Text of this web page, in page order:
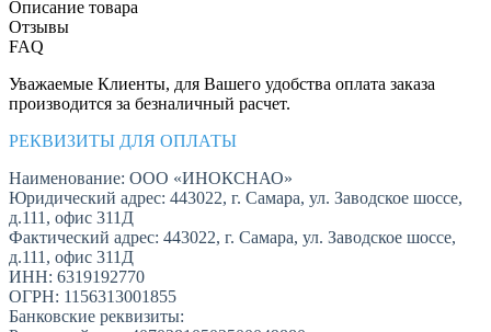
Описание товара
Отзывы
FAQ
Уважаемые Клиенты, для Вашего удобства оплата заказа
производится за безналичный расчет.
РЕКВИЗИТЫ ДЛЯ ОПЛАТЫ
Наименование: ООО «ИНОКСНАО»
Юридический адрес: 443022, г. Самара, ул. Заводское шоссе,
д.111, офис 311Д
Фактический адрес: 443022, г. Самара, ул. Заводское шоссе,
д.111, офис 311Д
ИНН: 6319192770
ОГРН: 1156313001855
Банковские реквизиты: